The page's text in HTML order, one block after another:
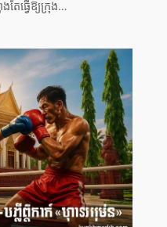
តែធ្វើឱ្យក្រុង…